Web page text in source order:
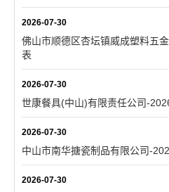
2026-07-30
佛山市顺德区杏坛镇威成塑料五
表
2026-07-30
世康餐具(中山)有限责任公司-
2026-07-30
中山市南华搪瓷制品有限公司-
2026-07-30